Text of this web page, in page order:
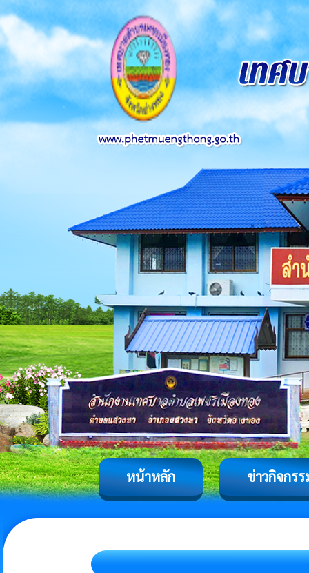
หน้าหลัก ข่าวกิจกรร